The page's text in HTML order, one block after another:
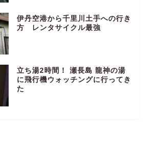
伊丹空港から千里川土手への行き
方 レンタサイクル最強
立ち湯2時間！ 瀬長島 龍神の湯
に飛行機ウォッチングに行ってき
た